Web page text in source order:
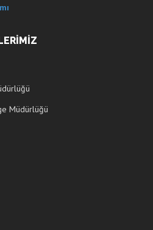
Müdürlüğü